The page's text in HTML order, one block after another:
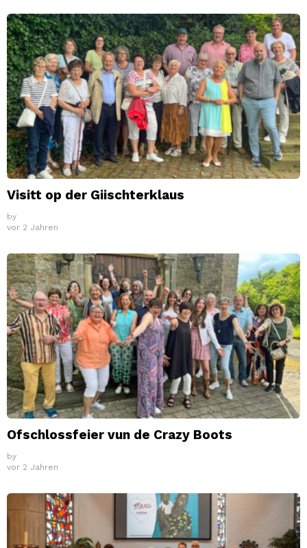
Visitt op der Giischterklaus
by
vor 2 Jahren
Ofschlossfeier vun de Crazy Boots
by
vor 2 Jahren